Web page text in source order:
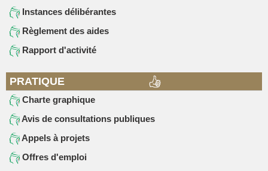
Instances délibérantes
Règlement des aides
Rapport d'activité
PRATIQUE
Charte graphique
Avis de consultations publiques
Appels à projets
Offres d'emploi